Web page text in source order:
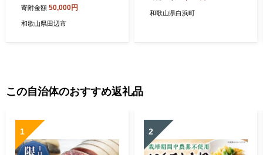
鍋 クエ鍋 本クエ ポン酢 ぽん
ず 田辺市 和歌山県 冷凍 生
寄附金額 50,000円
和歌山県田辺市
和歌山県白浜町
この自治体のおすすめ返礼品
1 2